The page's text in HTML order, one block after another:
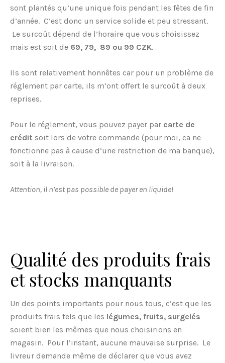
sont plantés qu’une unique fois pendant les fêtes de fin
d’année. C’est donc un service solide et peu stressant.
Le surcoût dépend de l’horaire que vous choisissez
mais est soit de 69, 79, 89 ou 99 CZK.
Ils sont relativement honnêtes car pour un problème de
réglement par carte, ils m’ont offert le surcoût à deux
reprises.
Pour le réglement, vous pouvez payer par carte de
crédit soit lors de votre commande (pour moi, ca ne
fonctionne pas à cause d’une restriction de ma banque),
soit à la livraison.
Attention, il n’est pas possible de payer en liquide!
Qualité des produits frais
et stocks manquants
Un des points importants pour nous tous, c’est que les
produits frais tels que les légumes, fruits, surgelés
soient bien les mêmes que nous choisirions en
magasin. Pour l’instant, aucune mauvaise surprise. Le
livreur demande même de déclarer que vous avez